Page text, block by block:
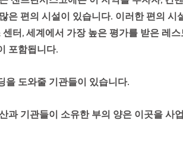
은 편의 시설이 있습니다. 이러한 편의 시
터, 세계에서 가장 높은 평가를 받은 레
포함됩니다.
을 도와줄 기관들이 있습니다.
과 기관들이 소유한 부의 양은 이곳을 사